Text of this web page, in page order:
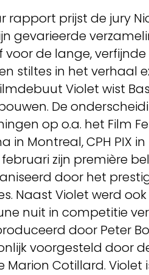
rapport prijst de jury
gevarieerde
voor de lange,
stiltes in het verhaal
Violet wist
De
op o.a. het Film
in Montreal, CPH PIX
zijn première
door het
Naast Violet werd
nuit in competitie
door Peter
voorgesteld door
Marion Cotillard. Violet